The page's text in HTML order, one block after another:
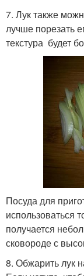
7. Лук также
лучше порезать
текстура будет
Посуда для
использоваться
получается
сковороде с
8. Обжарить лук